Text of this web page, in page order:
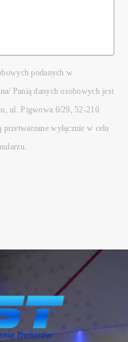
podanych w
Panią danych osobowych jest
ul. Pigwowa 6/29, 52-210
wyłącznie w celu